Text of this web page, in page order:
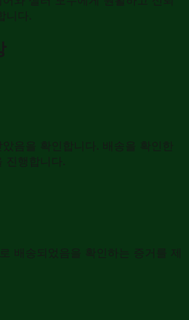
니다.
음을 확인합니다. 배송을 확인한
진행합니다.
배송되었음을 확인하는 증거를 제